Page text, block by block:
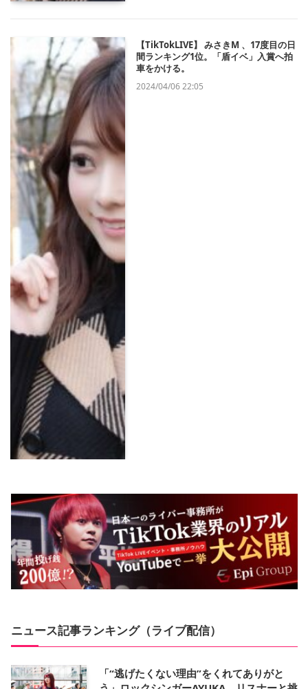
【TikTokLIVE】 みさきM 、17度目の日
間ランキング1位。「盾イベ」入賞へ拍
車をかける。
2024/04/06 22:05
ニュース記事ランキング（ライブ配信）
「“逃げたくない理由”をくれてありがと